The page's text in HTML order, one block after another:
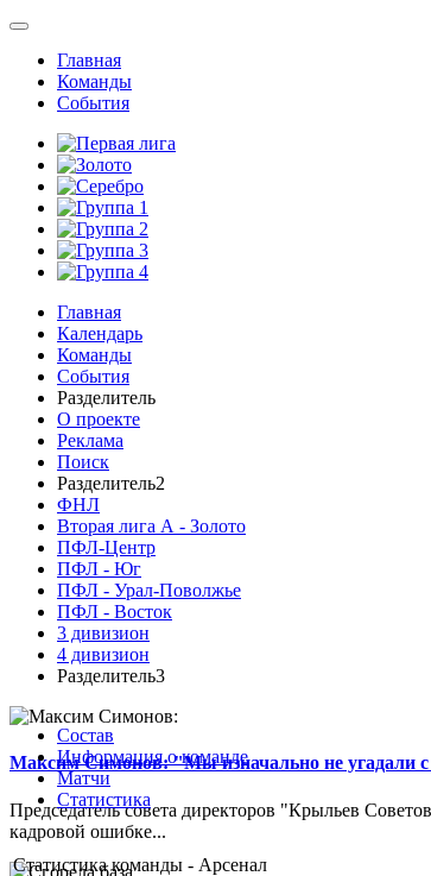
Главная
Команды
События
Главная
Календарь
Команды
События
Разделитель
О проекте
Реклама
Поиск
Разделитель2
ФНЛ
Вторая лига А - Золото
ПФЛ-Центр
ПФЛ - Юг
ПФЛ - Урал-Поволжье
ПФЛ - Восток
3 дивизион
4 дивизион
Разделитель3
Максим Симонов: "Мы изначально не угадали с
Председатель совета директоров "Крыльев
кадровой ошибке...
Состав
Информация о команде
Матчи
Статистика
Статистика команды - Арсенал